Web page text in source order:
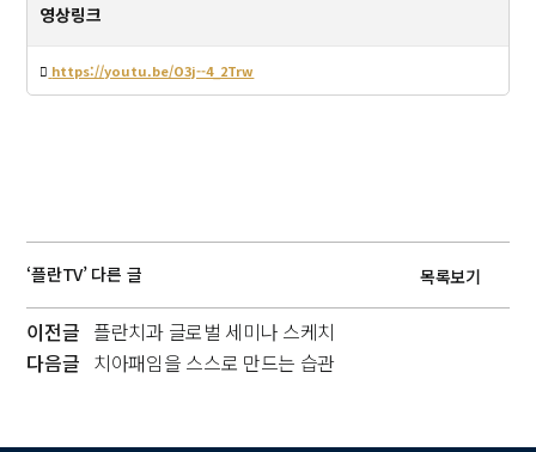
영상링크
https://youtu.be/O3j--4_2Trw
‘플란TV’ 다른 글 목록보기
이전글 플란치과 글로벌 세미나 스케치
다음글 치아패임을 스스로 만드는 습관